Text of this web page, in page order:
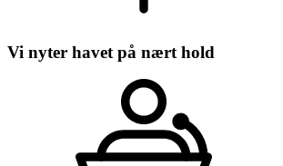
Vi nyter havet på nært hold